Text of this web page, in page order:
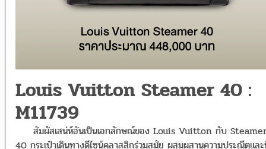
Louis Vuitton Steamer 40 :
M11739
สัมผัสเสน่ห์อันเป็นเอกลักษณ์ของ Louis Vuitton กับ Steamer
40 กระเป๋าเดินทางดีไซน์คลาสสิกร่วมสมัย ผสมผสานความประณีตแล